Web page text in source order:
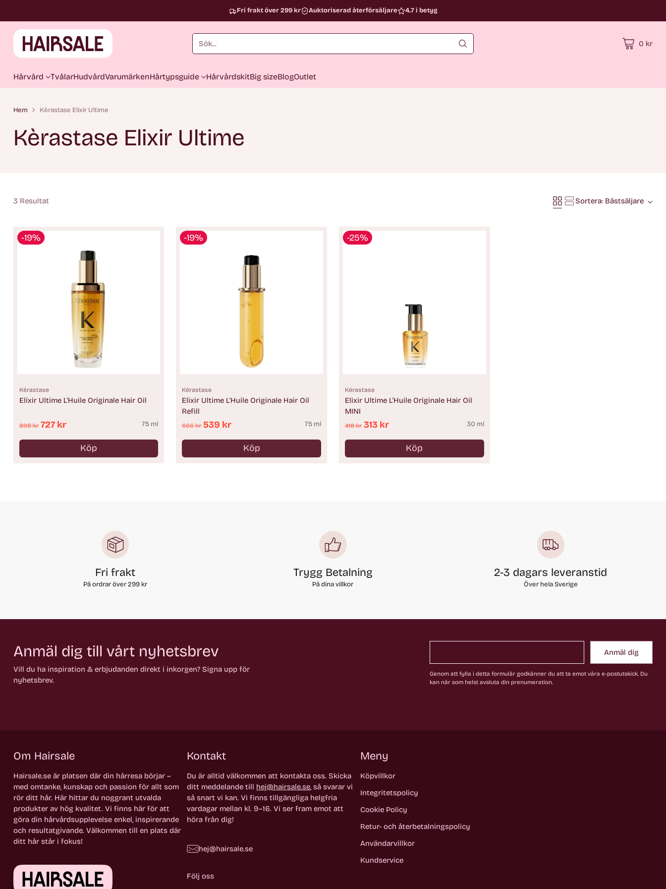
Sök... 0 kr
Hårvård TvålarHudvårdVarumärkenHårtypsguide HårvårdskitBig sizeBlogOutlet
Fri frakt över 299 kr Auktoriserad återförsäljare 4.7 i betyg
Hem Kèrastase Elixir Ultime
Kèrastase Elixir Ultime
3 Resultat Sortera: Bästsäljare
-19%
Kérastase
Elixir Ultime L'Huile Originale Hair Oil
Ordinarie
pris
898 kr 727 kr 75 ml
Köp
Antal
-19%
Kérastase
Elixir Ultime L'Huile Originale Hair Oil
Refill
Ordinarie
pris
666 kr 539 kr 75 ml
Köp
Antal
-25%
Kérastase
Elixir Ultime L'Huile Originale Hair Oil
MINI
Ordinarie
pris
418 kr 313 kr 30 ml
Köp
Antal
Fri frakt
På ordrar över 299 kr
Trygg Betalning
På dina villkor
2-3 dagars leveranstid
Över hela Sverige
Anmäl dig till vårt nyhetsbrev
Vill du ha inspiration & erbjudanden direkt i inkorgen? Signa upp för
nyhetsbrev.
Anmäl dig
Genom att fylla i detta formulär godkänner du att ta emot våra e-postutskick. Du
kan när som helst avsluta din prenumeration.
Om Hairsale
Hairsale.se är platsen där din hårresa börjar –
med omtanke, kunskap och passion för allt som
rör ditt hår. Här hittar du noggrant utvalda
produkter av hög kvalitet. Vi finns här för att
göra din hårvårdsupplevelse enkel, inspirerande
och resultatgivande. Välkommen till en plats där
ditt hår står i fokus!
Kontakt
Du är alltid välkommen att kontakta oss. Skicka
ditt meddelande till hej@hairsale.se, så svarar vi
så snart vi kan. Vi finns tillgängliga helgfria
vardagar mellan kl. 9–16. Vi ser fram emot att
höra från dig!
hej@hairsale.se
Följ oss
Meny
Köpvillkor
Integritetspolicy
Cookie Policy
Retur- och återbetalningspolicy
Användarvillkor
Kundservice